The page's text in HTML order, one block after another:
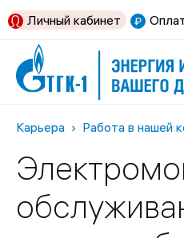
Личный кабинет
Карьера Работа в нашей